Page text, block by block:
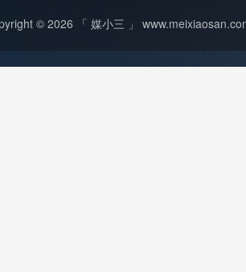
© 2026 「 媒小三 」